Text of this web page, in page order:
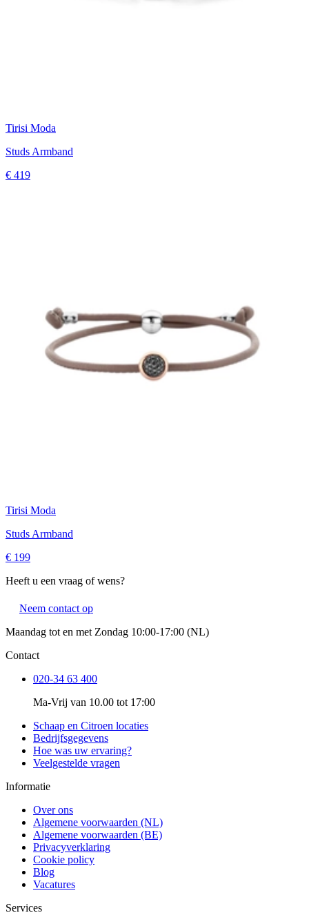
Tirisi Moda
Studs Armband
€ 419
Tirisi Moda
Studs Armband
€ 199
Heeft u een vraag of wens?
Neem contact op
Maandag tot en met Zondag 10:00-17:00 (NL)
Contact
020-34 63 400
Ma-Vrij van 10.00 tot 17:00
Schaap en Citroen locaties
Bedrijfsgegevens
Hoe was uw ervaring?
Veelgestelde vragen
Informatie
Over ons
Algemene voorwaarden (NL)
Algemene voorwaarden (BE)
Privacyverklaring
Cookie policy
Blog
Vacatures
Services